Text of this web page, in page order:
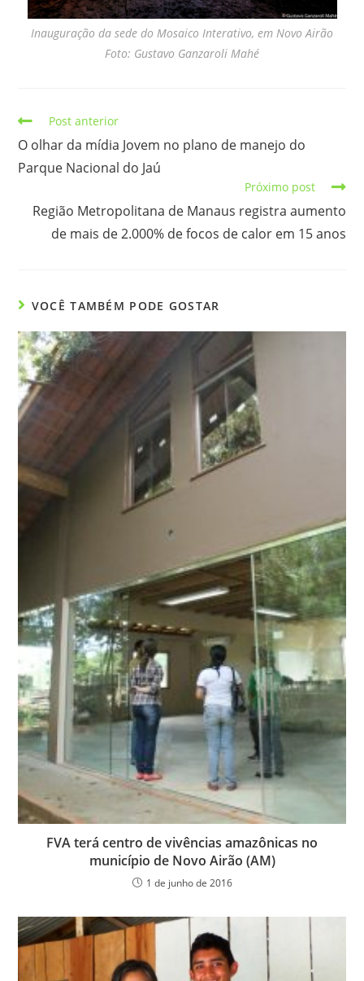
Inauguração da sede do Mosaico Interativo, em Novo Airão
Foto: Gustavo Ganzaroli Mahé
Post anterior
O olhar da mídia Jovem no plano de manejo do
Parque Nacional do Jaú
Próximo post
Região Metropolitana de Manaus registra aumento
de mais de 2.000% de focos de calor em 15 anos
VOCÊ TAMBÉM PODE GOSTAR
FVA terá centro de vivências amazônicas no
município de Novo Airão (AM)
1 de junho de 2016